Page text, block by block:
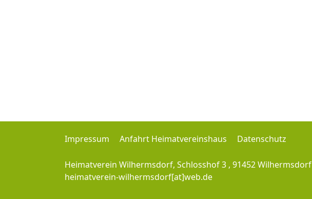
Impressum Anfahrt Heimatvereinshaus Datenschutz
Heimatverein Wilhermsdorf, Schlosshof 3 , 91452 Wilhermsdorf
heimatverein-wilhermsdorf[at]web.de